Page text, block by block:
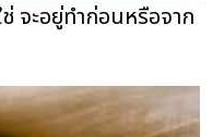
จะอยู่ทำก่อนหรือจาก